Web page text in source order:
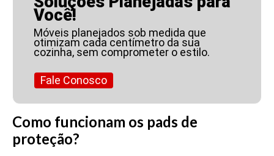
Você!
Móveis planejados sob medida que
otimizam cada centímetro da sua
cozinha, sem comprometer o estilo.
Fale Conosco
Como funcionam os pads de
proteção?